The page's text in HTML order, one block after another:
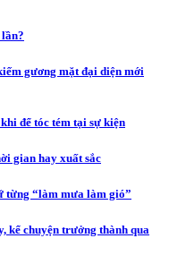
gương mặt đại diện mới
để tóc tém tại sự kiện
gian hay xuất sắc
từng “làm mưa làm gió”
kể chuyện trưởng thành qua